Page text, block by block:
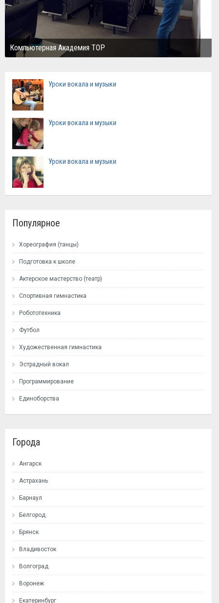
Компьютерная Академия TOP
Уроки вокала и музыки
Уроки вокала и музыки
Уроки вокала и музыки
Популярное
Хореография (танцы)
Подготовка к школе
Актерское мастерство (театр)
Спортивная гимнастика
Робототехника
Футбол
Художественная гимнастика
Эстрадный вокал
Программирование
Единоборства
Города
Ангарск
Астрахань
Барнаул
Белгород
Брянск
Владивосток
Волгоград
Воронеж
Екатеринбург